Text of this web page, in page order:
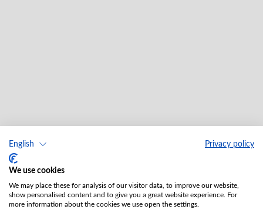
English Privacy policy
We use cookies
We may place these for analysis of our visitor data, to improve our website,
show personalised content and to give you a great website experience. For
more information about the cookies we use open the settings.